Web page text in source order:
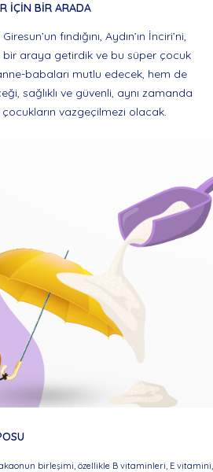
İÇİN BİR ARADA
fındığını, Aydın’ın İnciri’ni,
araya getirdik ve bu süper çocuk
babaları mutlu edecek, hem de
sağlıklı ve güvenli, aynı zamanda
vazgeçilmezi olacak.
birleşimi, özellikle B vitaminleri, E vitamini,